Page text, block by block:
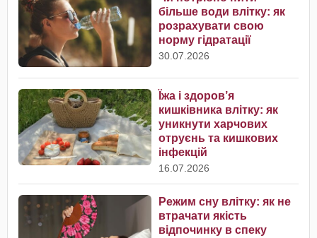
більше води влітку: як
розрахувати свою
норму гідратації
30.07.2026
Їжа і здоров’я
кишківника влітку: як
уникнути харчових
отруєнь та кишкових
інфекцій
16.07.2026
Режим сну влітку: як не
втрачати якість
відпочинку в спеку